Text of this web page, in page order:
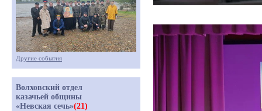
Другие события
Волховский отдел
казачьей общины
«Невская сечь»(21)